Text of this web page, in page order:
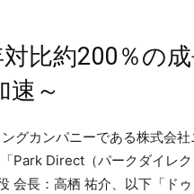
比約200％の
速～
グカンパニーである株式会
Park Direct（パークダイレ
会長：高栖 祐介、以下「ド